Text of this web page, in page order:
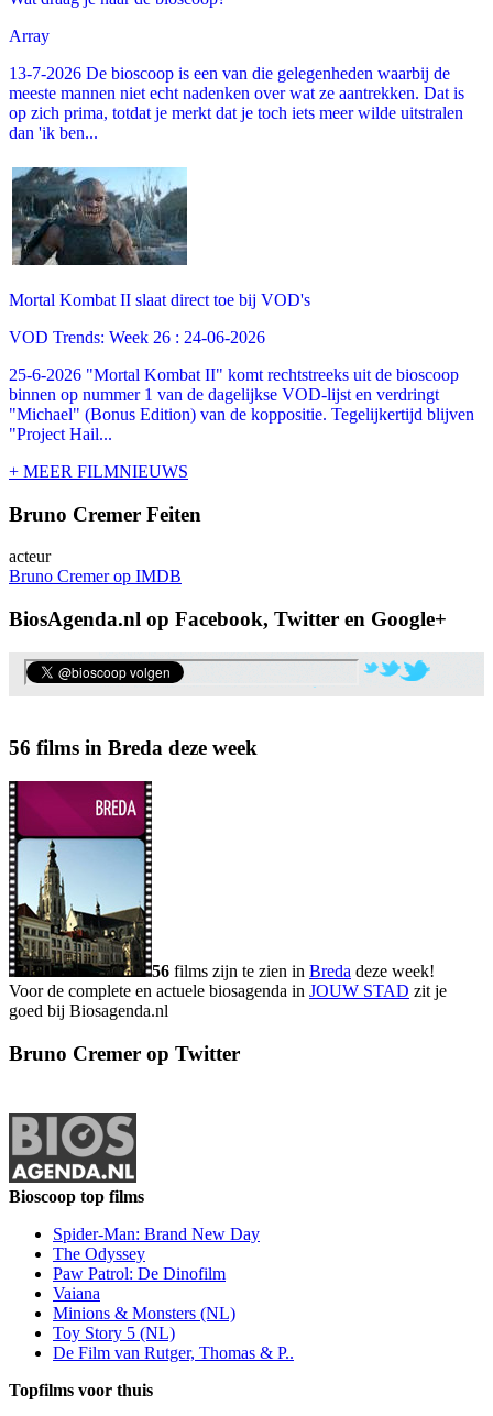
Array
13-7-2026 De bioscoop is een van die gelegenheden waarbij de
meeste mannen niet echt nadenken over wat ze aantrekken. Dat is
op zich prima, totdat je merkt dat je toch iets meer wilde uitstralen
dan 'ik ben...
Mortal Kombat II slaat direct toe bij VOD's
VOD Trends: Week 26 : 24-06-2026
25-6-2026 "Mortal Kombat II" komt rechtstreeks uit de bioscoop
binnen op nummer 1 van de dagelijkse VOD-lijst en verdringt
"Michael" (Bonus Edition) van de koppositie. Tegelijkertijd blijven
"Project Hail...
+ MEER FILMNIEUWS
Bruno Cremer Feiten
acteur
Bruno Cremer op IMDB
BiosAgenda.nl op Facebook, Twitter en Google+
56 films in Breda deze week
56 films zijn te zien in Breda deze week!
Voor de complete en actuele biosagenda in JOUW STAD zit je
goed bij Biosagenda.nl
Bruno Cremer op Twitter
Bioscoop top films
Spider-Man: Brand New Day
The Odyssey
Paw Patrol: De Dinofilm
Vaiana
Minions & Monsters (NL)
Toy Story 5 (NL)
De Film van Rutger, Thomas & P..
Topfilms voor thuis